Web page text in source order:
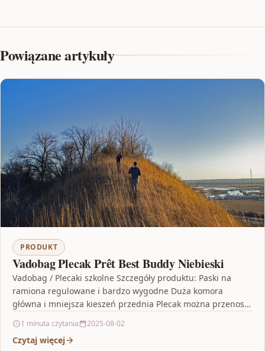
Powiązane artykuły
PRODUKT
Vadobag Plecak Prêt Best Buddy Niebieski
Vadobag / Plecaki szkolne Szczegóły produktu: Paski na
ramiona regulowane i bardzo wygodne Duża komora
główna i mniejsza kieszeń przednia Plecak można przenosić
1 minuta czytania 2025-08-02
Czytaj więcej